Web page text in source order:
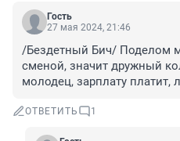
Гость
27 мая 2024, 21:46
/Бездетный Бич/ Поделом
сменой, значит дружный
молодец, зарплату платит,
ОТВЕТИТЬ 1